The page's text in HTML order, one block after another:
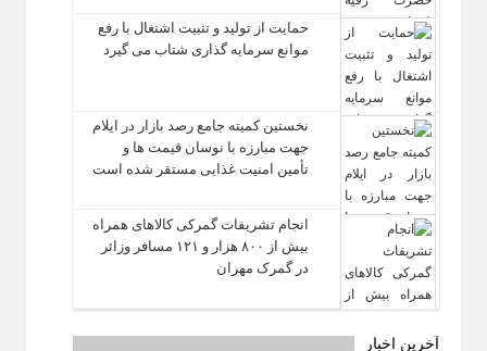
حمایت از تولید و تثبیت اشتغال با رفع
موانع سرمایه‌ گذاری شتاب می‌ گیرد
نخستین کمیته جامع رصد بازار در ایلام
جهت مبارزه با نوسان قیمت‌ ها و
تأمین امنیت غذایی مستقر شده است
انجام تشریفات گمرکی کالاهای همراه
بیش از ۸۰۰ هزار و ۱۲۱ مسافر وزائر
در گمرک مهران
آخرین اخبار